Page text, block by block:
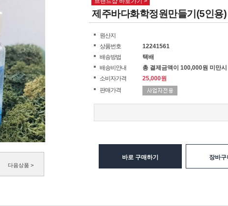
다음상품 >
제주바다화학정원만들기(5인용)
원산지
상품번호
12241561
배송방법
택배
배송비안내
총 결제금액이 100,000원 미만
소비자가격
25,000원
판매가격
바로 구매하기 장바구